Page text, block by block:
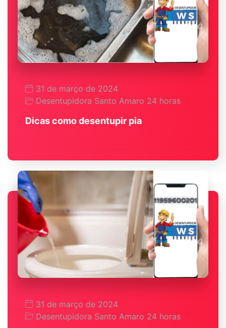
31 de março de 2024
Desentupidora Santo Amaro 24 horas
Dicas como desentupir pia
31 de março de 2024
Desentupidora Santo Amaro 24 horas